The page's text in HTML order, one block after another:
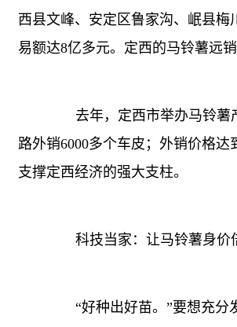
西县文峰、安定区鲁家沟、岷县
易额达8亿多元。定西的马铃薯远
去年，定西市举办马铃薯
路外销6000多个车皮；外销价格
支撑定西经济的强大支柱。
科技当家：让马铃薯身价
“好种出好苗。”要想充分